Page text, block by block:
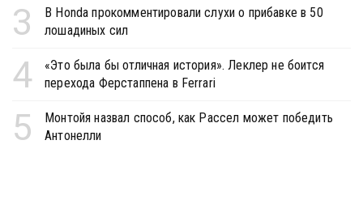
3
В Honda прокомментировали слухи о прибавке в 50
лошадиных сил
4
«Это была бы отличная история». Леклер не боится
перехода Ферстаппена в Ferrari
5
Монтойя назвал способ, как Рассел может победить
Антонелли